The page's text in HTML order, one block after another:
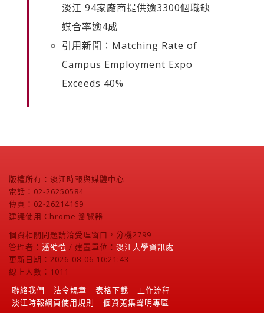
淡江 94家廠商提供逾3300個職缺
媒合率逾4成
引用新聞：Matching Rate of
Campus Employment Expo
Exceeds 40%
版權所有：淡江時報與媒體中心
電話：02-26250584
傳真：02-26214169
建議使用 Chrome 瀏覽器
個資相關問題請洽受理窗口，分機2799
管理者： 潘劭愷 / 建置單位： 淡江大學資訊處
更新日期：2026-08-06 10:21:43
線上人數：1011
聯絡我們
法令規章 表格下載
工作流程
淡江時報網頁使用規則
個資蒐集聲明專區